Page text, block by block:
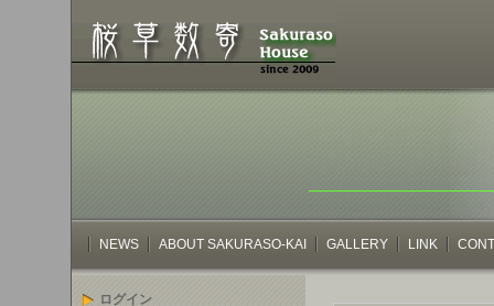
NEWS ABOUT SAKURASO-KAI GALLERY LINK
ログイン